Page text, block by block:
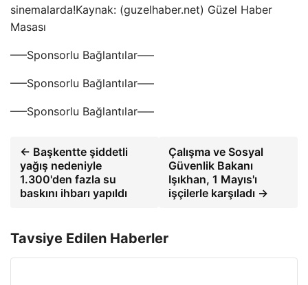
sinemalarda!Kaynak: (guzelhaber.net) Güzel Haber
Masası
—–Sponsorlu Bağlantılar—–
—–Sponsorlu Bağlantılar—–
—–Sponsorlu Bağlantılar—–
← Başkentte şiddetli
yağış nedeniyle
1.300'den fazla su
baskını ihbarı yapıldı
Çalışma ve Sosyal
Güvenlik Bakanı
Işıkhan, 1 Mayıs'ı
işçilerle karşıladı →
Tavsiye Edilen Haberler